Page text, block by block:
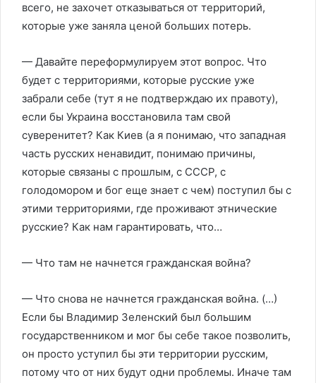
всего, не захочет отказываться от территорий,
которые уже заняла ценой больших потерь.
— Давайте переформулируем этот вопрос. Что
будет с территориями, которые русские уже
забрали себе (тут я не подтверждаю их правоту),
если бы Украина восстановила там свой
суверенитет? Как Киев (а я понимаю, что западная
часть русских ненавидит, понимаю причины,
которые связаны с прошлым, с СССР, с
голодомором и бог еще знает с чем) поступил бы с
этими территориями, где проживают этнические
русские? Как нам гарантировать, что…
— Что там не начнется гражданская война?
— Что снова не начнется гражданская война. (…)
Если бы Владимир Зеленский был большим
государственником и мог бы себе такое позволить,
он просто уступил бы эти территории русским,
потому что от них будут одни проблемы. Иначе там